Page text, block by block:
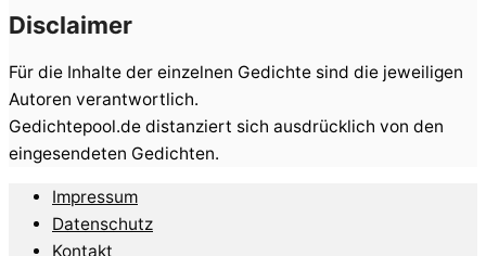
Disclaimer
Für die Inhalte der einzelnen Gedichte sind die jeweiligen
Autoren verantwortlich.
Gedichtepool.de distanziert sich ausdrücklich von den
eingesendeten Gedichten.
Impressum
Datenschutz
Kontakt